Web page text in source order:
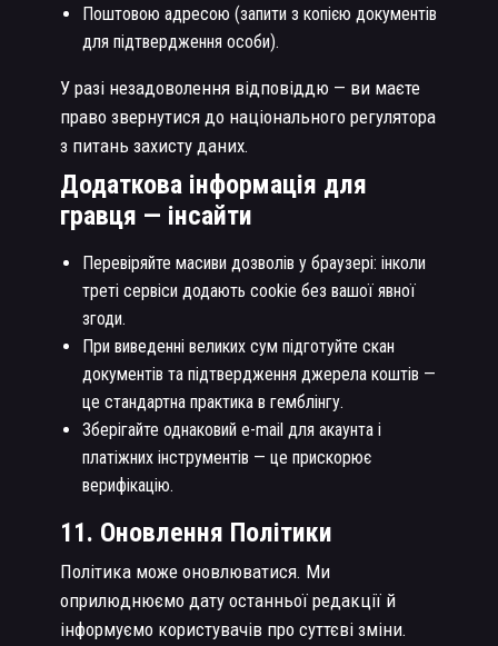
Поштовою адресою (запити з копією документів
для підтвердження особи).
У разі незадоволення відповіддю — ви маєте
право звернутися до національного регулятора
з питань захисту даних.
Додаткова інформація для
гравця — інсайти
Перевіряйте масиви дозволів у браузері: інколи
треті сервіси додають cookie без вашої явної
згоди.
При виведенні великих сум підготуйте скан
документів та підтвердження джерела коштів —
це стандартна практика в гемблінгу.
Зберігайте однаковий e-mail для акаунта і
платіжних інструментів — це прискорює
верифікацію.
11. Оновлення Політики
Політика може оновлюватися. Ми
оприлюднюємо дату останньої редакції й
інформуємо користувачів про суттєві зміни.